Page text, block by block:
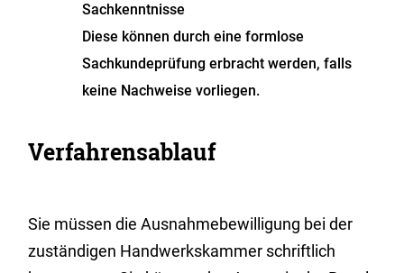
Sachkenntnisse
Diese können durch eine formlose
Sachkundeprüfung erbracht werden, falls
keine Nachweise vorliegen.
Verfahrensablauf
Sie müssen die Ausnahmebewilligung bei der
zuständigen Handwerkskammer schriftlich